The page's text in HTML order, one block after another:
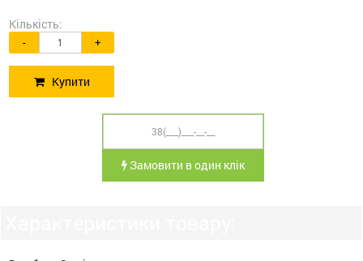
Кількість:
- +
Купити
Замовити в один клік